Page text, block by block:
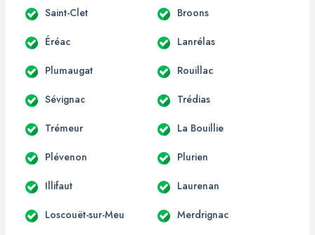
Saint-Clet Broons
Éréac Lanrélas
Plumaugat Rouillac
Sévignac Trédias
Trémeur La Bouillie
Plévenon Plurien
Illifaut Laurenan
Loscouët-sur-Meu Merdrignac